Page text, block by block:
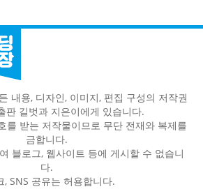
내용, 디자인, 이미지, 편집 구성의 저작권
판 길벗과 지은이에게 있습니다.
를 받는 저작물이므로 무단 전재와 복제를
금합니다.
블로그, 웹사이트 등에 게시할 수 없습니
다.
, SNS 공유는 허용합니다.